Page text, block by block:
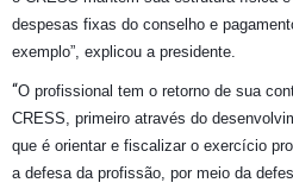
despesas fixas do conselho e
exemplo”, explicou a presidente.
“O profissional tem o retorno de sua
CRESS, primeiro através do
que é orientar e fiscalizar o exercício
a defesa da profissão, por meio da